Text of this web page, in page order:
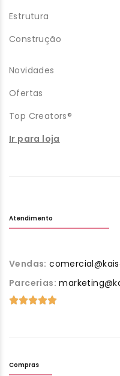
Estrutura
Construção
Novidades
Ofertas
Top Creators®
Ir para loja
Atendimento
Vendas:
Parcerias:
Compras